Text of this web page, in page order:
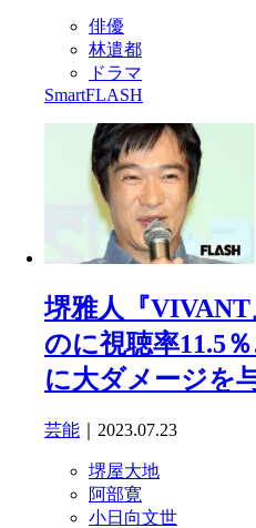
俳優
林遣都
ドラマ
SmartFLASH
堺雅人『
のに視聴率11.5
に大ダメージを
芸能 ｜2023.07.23
堺屋大地
阿部寛
小日向文世